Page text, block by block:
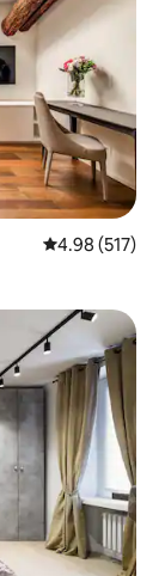
Calificación
4.98 (517)